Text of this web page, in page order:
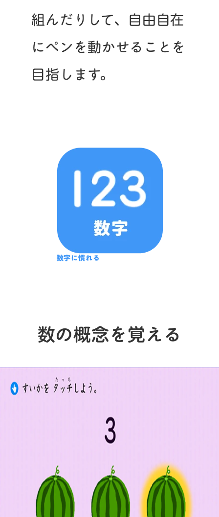
組んだりして、自由自在
にペンを動かせることを
目指します。
数字に慣れる
数の概念を覚える